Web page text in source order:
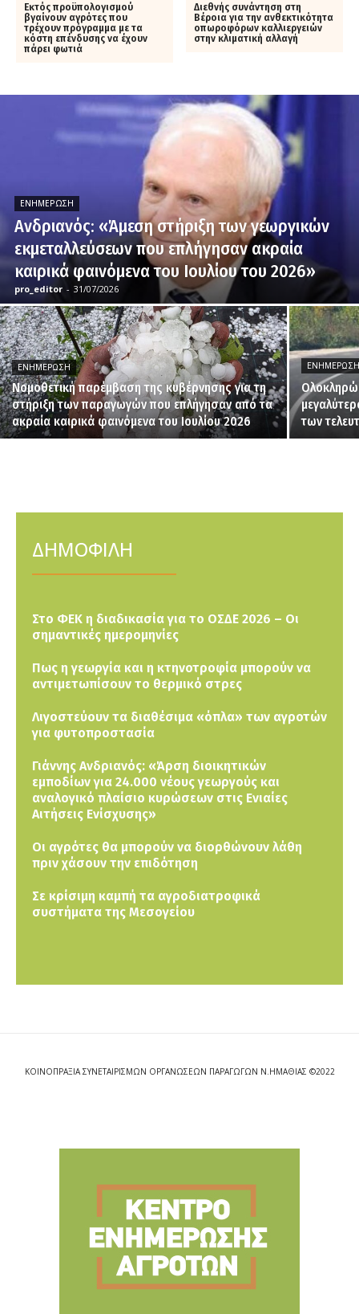
Εκτός προϋπολογισμού
βγαίνουν αγρότες που
τρέχουν πρόγραμμα με τα
κόστη επένδυσης να έχουν
πάρει φωτιά
Διεθνής συνάντηση στη
Βέροια για την ανθεκτικότητα
οπωροφόρων καλλιεργειών
στην κλιματική αλλαγή
ΕΝΗΜΈΡΩΣΗ
Ανδριανός: «Άμεση στήριξη των γεωργικών
εκμεταλλεύσεων που επλήγησαν ακραία
καιρικά φαινόμενα του Ιουλίου του 2026»
pro_editor - 31/07/2026
ΕΝΗΜΈΡΩΣΗ
Νομοθετική παρέμβαση της κυβέρνησης για τη
στήριξη των παραγωγών που επλήγησαν από τα
ακραία καιρικά φαινόμενα του Ιουλίου 2026
των
ΔΗΜΟΦΙΛΗ
Στο ΦΕΚ η διαδικασία για το ΟΣΔΕ 2026 – Οι
σημαντικές ημερομηνίες
Πως η γεωργία και η κτηνοτροφία μπορούν να
αντιμετωπίσουν το θερμικό στρες
Λιγοστεύουν τα διαθέσιμα «όπλα» των αγροτών
για φυτοπροστασία
Γιάννης Ανδριανός: «Άρση διοικητικών
εμποδίων για 24.000 νέους γεωργούς και
αναλογικό πλαίσιο κυρώσεων στις Ενιαίες
Αιτήσεις Ενίσχυσης»
Οι αγρότες θα μπορούν να διορθώνουν λάθη
πριν χάσουν την επιδότηση
Σε κρίσιμη καμπή τα αγροδιατροφικά
συστήματα της Μεσογείου
ΚΟΙΝΟΠΡΑΞΙΑ ΣΥΝΕΤΑΙΡΙΣΜΩΝ ΟΡΓΑΝΩΣΕΩΝ ΠΑΡΑΓΩΓΩΝ Ν.ΗΜΑΘΙΑΣ ©2022